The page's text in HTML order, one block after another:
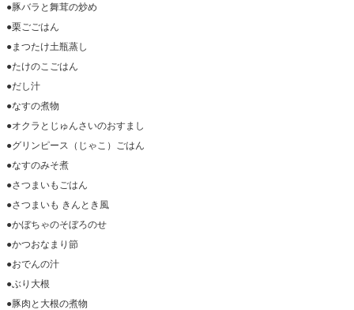
●豚バラと舞茸の炒め
●栗ごごはん
●まつたけ土瓶蒸し
●たけのこごはん
●だし汁
●なすの煮物
●オクラとじゅんさいのおすまし
●グリンピース（じゃこ）ごはん
●なすのみそ煮
●さつまいもごはん
●さつまいも きんとき風
●かぼちゃのそぼろのせ
●かつおなまり節
●おでんの汁
●ぶり大根
●豚肉と大根の煮物